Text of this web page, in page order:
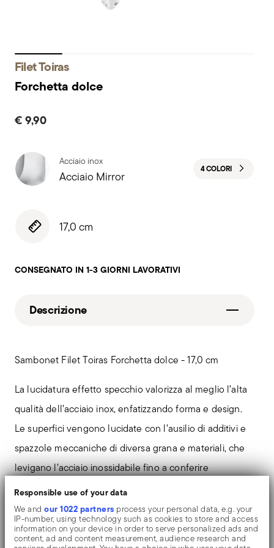
Responsible use of your data
We andour 1022 partners process your personal data, e.g. your
IP-number, using technology such as cookies to store and access
information on your device in order to serve personalized ads and
content, ad and content measurement, audience research and
Filet Toiras
Forchetta dolce
€ 9,90
Acciaio inox
Acciaio Mirror 4 COLORI
17,0 cm
CONSEGNATO IN 1-3 GIORNI LAVORATIVI
Descrizione
Sambonet Filet Toiras Forchetta dolce - 17,0 cm
La lucidatura effetto specchio valorizza al meglio l’alta
qualità dell’acciaio inox, enfatizzando forma e design.
Le superfici vengono lucidate con l’ausilio di additivi e
spazzole meccaniche di diversa grana e materiali, che
levigano l’acciaio inossidabile fino a conferire
un’elevata lucentezza. L’oggetto si arricchisce di riflessi
che lo rendono ancora più prezioso.
Nelle posate Filet Toiras si incontrano il raffinato